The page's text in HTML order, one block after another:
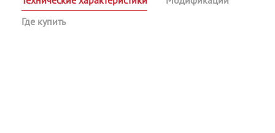
Где купить